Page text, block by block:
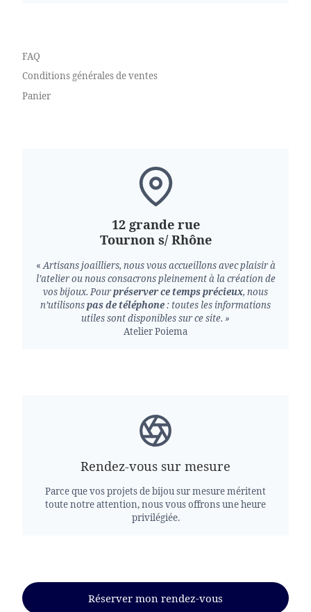
FAQ
Conditions générales de ventes
Panier
12 grande rue
Tournon s/ Rhône
« Artisans joailliers, nous vous accueillons avec plaisir à
l’atelier ou nous consacrons pleinement à la création de
vos bijoux. Pourpréserver ce temps précieux, nous
n’utilisonspas de téléphone: toutes les informations
utiles sont disponibles sur ce site. »
Atelier Poiema
Rendez-vous sur mesure
Parce que vos projets de bijou sur mesure méritent
toute notre attention, nous vous offrons une heure
privilégiée.
Réserver mon rendez-vous